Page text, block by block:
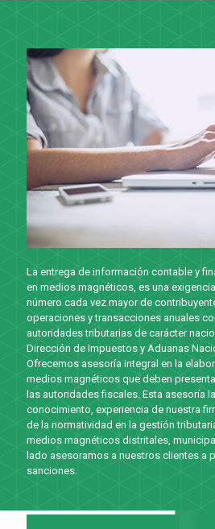
La entrega de información contable y
en medios magnéticos, es una
número cada vez mayor de
operaciones y transacciones anuales
autoridades tributarias de carácter
Dirección de Impuestos y Aduanas
Ofrecemos asesoría integral en la
medios magnéticos que deben
las autoridades fiscales. Esta asesoría
conocimiento, experiencia de nuestra
de la normatividad en la gestión
medios magnéticos distritales,
lado asesoramos a nuestros clientes a
sanciones.